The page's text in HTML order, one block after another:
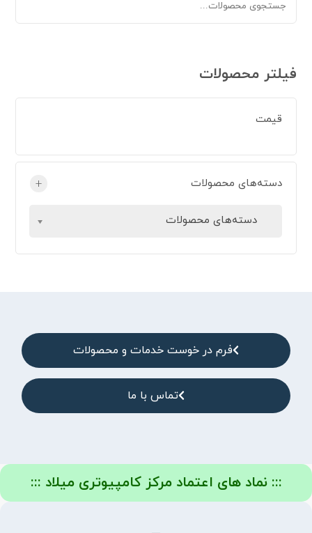
فیلتر محصولات
قیمت
دسته‌های محصولات +
دسته‌های محصولات
فرم در خوست خدمات و محصولات
تماس با ما
::: نماد های اعتماد مرکز کامپیوتری میلاد :::